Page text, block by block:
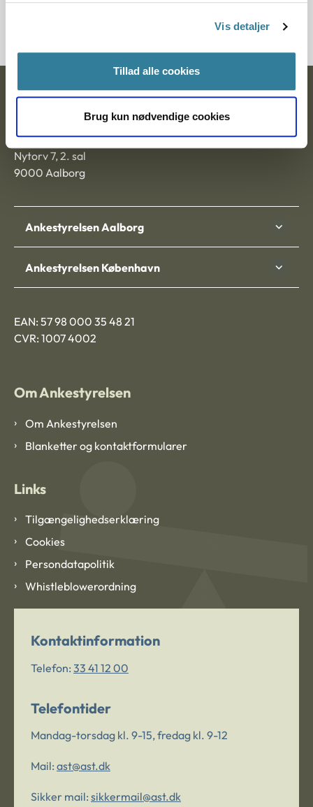
Vis detaljer
Tillad alle cookies
Brug kun nødvendige cookies
Ankestyrelsen
Nytorv 7, 2. sal
9000 Aalborg
Ankestyrelsen Aalborg
Ankestyrelsen København
EAN: 57 98 000 35 48 21
CVR: 1007 4002
Om Ankestyrelsen
Om Ankestyrelsen
Blanketter og kontaktformularer
Links
Tilgængelighedserklæring
Cookies
Persondatapolitik
Whistleblowerordning
Kontaktinformation
Telefon: 33 41 12 00
Telefontider
Mandag-torsdag kl. 9-15, fredag kl. 9-12
Mail: ast@ast.dk
Sikker mail: sikkermail@ast.dk